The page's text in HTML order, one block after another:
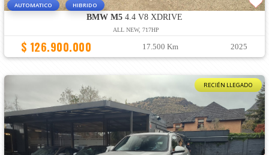
AUTOMATICO HIBRIDO
BMW M54.4 V8 XDRIVE
ALL NEW, 717HP
$ 126.900.000 17.500 Km 2025
RECIÉN LLEGADO